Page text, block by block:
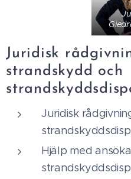
Juridisk
strandskydd och
Juridisk
Hjälp med